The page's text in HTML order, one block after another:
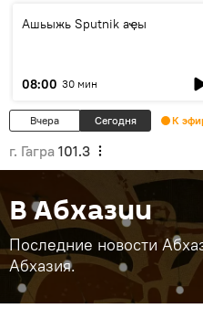
Ашьыжь Sputnik аҿы
08:00 30 мин
Вчера Сегодня К
г. Гагра 101.3
В Абхазии
Последние новости
Абхазия.